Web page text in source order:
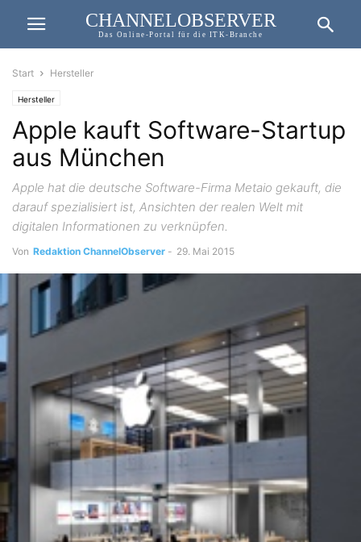
CHANNELOBSERVER
Das Online-Portal für die ITK-Branche
Start Hersteller
Hersteller
Apple kauft Software-Startup
aus München
Apple hat die deutsche Software-Firma Metaio gekauft, die
darauf spezialisiert ist, Ansichten der realen Welt mit
digitalen Informationen zu verknüpfen.
Von Redaktion ChannelObserver - 29. Mai 2015